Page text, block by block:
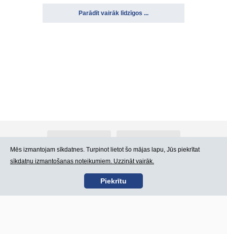
Parādīt vairāk līdzīgos ...
Kontakti Lietošanas noteikumi
Mēs izmantojam sīkdatnes. Turpinot lietot šo mājas lapu, Jūs piekrītat
sīkdatņu izmantošanas noteikumiem. Uzzināt vairāk.
Piekrītu